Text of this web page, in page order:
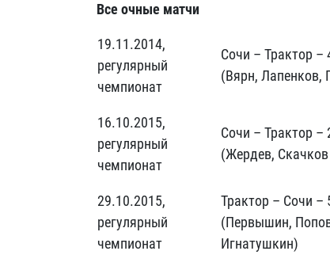
Все очные матчи
19.11.2014,
регулярный
чемпионат
Сочи – Трактор –
(Вярн, Лапенков,
16.10.2015,
регулярный
чемпионат
Сочи – Трактор –
(Жердев,
29.10.2015,
регулярный
чемпионат
Трактор – Сочи –
(Первышин,
Игнатушкин)